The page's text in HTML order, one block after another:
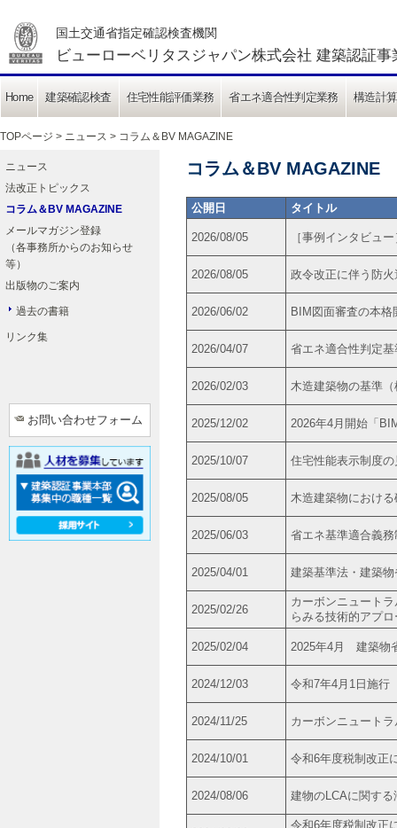
国土交通省指定確認検査機関
ビューローベリタスジャパン株式会社 建築認証事
Home 建築確認検査 住宅性能評価業務 省エネ適合性判定業務 構造計
TOPページ > ニュース > コラム＆BV MAGAZINE
ニュース
法改正トピックス
コラム＆BV MAGAZINE
メールマガジン登録
（各事務所からのお知らせ
等）
出版物のご案内
過去の書籍
リンク集
お問い合わせフォーム
コラム＆BV MAGAZINE
公開日 タイトル
2026/08/05 ［事例インタビュ
2026/08/05 政令改正に伴う防
2026/06/02 BIM図面審査の本
2026/04/07 省エネ適合性判定
2026/02/03 木造建築物の基準
2025/12/02 2026年4月開始「
2025/10/07 住宅性能表示制度
2025/08/05 木造建築物におけ
2025/06/03 省エネ基準適合義
2025/04/01 建築基準法・建築
2025/02/26
カーボンニュート
らみる技術的アプ
2025/02/04 2025年4月 建築物
2024/12/03 令和7年4月1日施
2024/11/25 カーボンニュート
2024/10/01 令和6年度税制改正
2024/08/06 建物のLCAに関する
令和6年度税制改正